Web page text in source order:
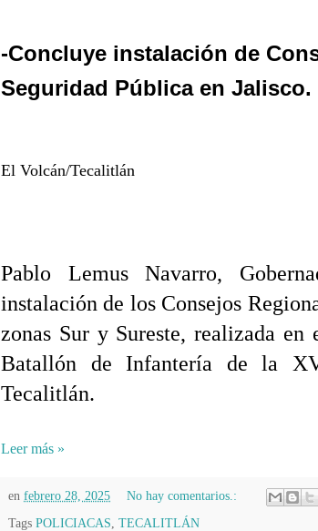
-Concluye instalación de
Seguridad Pública en Jalisco.
El Volcán/Tecalitlán
Pablo Lemus Navarro,
instalación de los Consejos
zonas Sur y Sureste, realizada
Batallón de Infantería de la
Tecalitlán.
Leer más »
en febrero 28, 2025
No hay comentarios.:
Tags POLICIACAS TECALITLÁN